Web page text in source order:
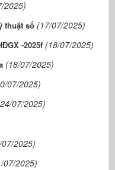
2025)
thuật số (17/07/2025)
-2025f (18/07/2025)
(18/07/2025)
07/2025)
07/2025)
2025)
07/2025)